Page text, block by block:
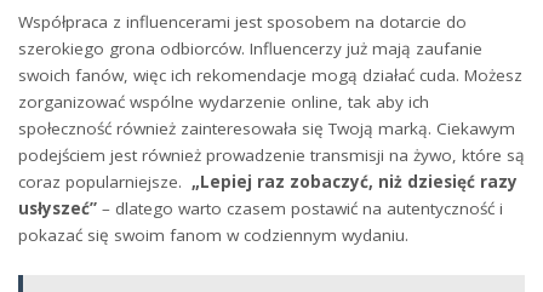
Współpraca ​z influencerami ⁣jest ‌sposobem na dotarcie do
szerokiego⁣ grona⁤ odbiorców. Influencerzy już mają⁤ zaufanie
swoich fanów, więc ich rekomendacje mogą ⁣działać⁢ cuda. Możesz
zorganizować wspólne wydarzenie online, tak aby ⁤ich
społeczność również zainteresowała⁢ się Twoją marką. Ciekawym
podejściem‌ jest ​również prowadzenie⁣ transmisji na żywo,‍ które​ są
coraz popularniejsze. ⁤ „Lepiej ⁣raz zobaczyć, ​niż dziesięć razy
usłyszeć” –⁢ dlatego warto czasem postawić na autentyczność​ i
pokazać się⁤ swoim ‍fanom w codziennym wydaniu.